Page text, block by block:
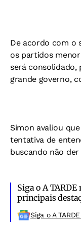
De acordo com o
os partidos
será consolidado,
grande governo,
Simon avaliou que
tentativa de
buscando não der
Siga o A
principais
Siga o A